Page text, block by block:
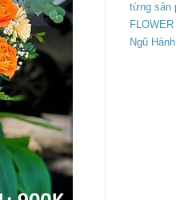
từng sản
Ngũ